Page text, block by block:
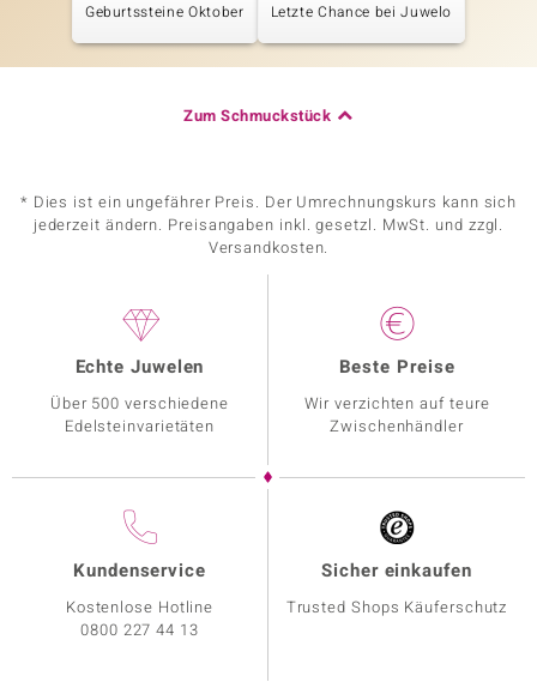
Geburtssteine Oktober Letzte Chance bei Juwelo
Zum Schmuckstück
* Dies ist ein ungefährer Preis. Der Umrechnungskurs kann sich
jederzeit ändern. Preisangaben inkl. gesetzl. MwSt. und zzgl.
Versandkosten.
Echte Juwelen
Über 500 verschiedene
Edelsteinvarietäten
Beste Preise
Wir verzichten auf teure
Zwischenhändler
Kundenservice
Kostenlose Hotline
0800 227 44 13
Sicher einkaufen
Trusted Shops Käuferschutz